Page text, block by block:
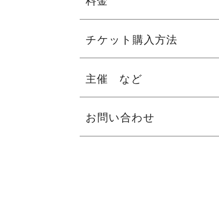
◆ベートーヴェン：ヴァイオリン協奏曲
◆ベートーヴェン：交響曲 第5番「運
全席指定・税込
S席 ￥3,000
A席 ￥2,000
チケット購入方法
※ 12月6日（火）１０：００～ 発売開始
(要無料登録)
窓口販売
主催 など
主催 在大阪ベトナム社会主義共和国総
共催 特定非営利活動法人 日越堺友好協
特定非営利活動法人 堺国際交流
お問い合わせ